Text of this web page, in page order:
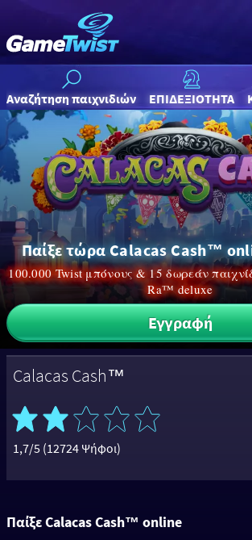
Αναζήτηση παιχνιδιών ΕΠΙΔΕΞΙΟΤΗΤΑ
Παίξε τώρα Calacas Cash™
100.000 Twist μπόνους & 15 δωρεάν
Ra™ deluxe
Εγγραφή
Calacas Cash™
1,7/5 (12724 Ψήφοι)
Παίξε Calacas Cash™ online